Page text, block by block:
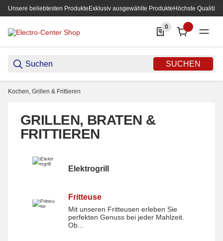
Unsere beliebtesten ProdukteExklusiv ausgewählte ProdukteHöchste Qualität
SUCHEN
0
0 Produkte in der
Kochen, Grillen & Frittieren
GRILLEN, BRATEN &
FRITTIEREN
Elektrogrill
Fritteuse
Mit unseren Fritteusen erleben Sie
perfekten Genuss bei jeder Mahlzeit.
Ob...